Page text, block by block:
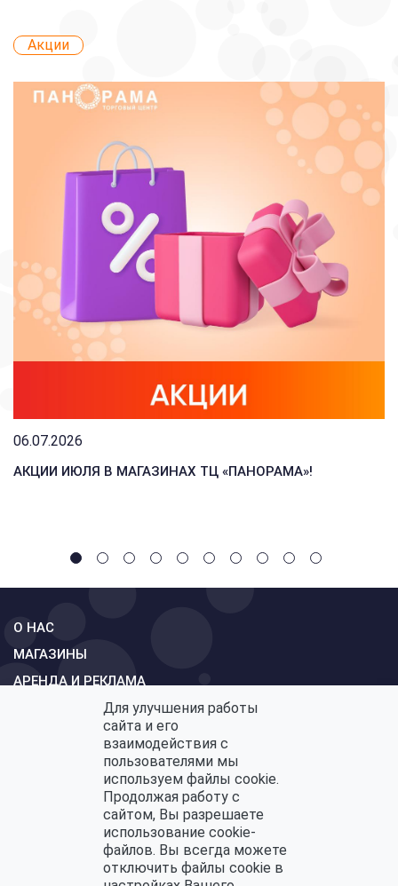
Акции
06.07.2026
АКЦИИ ИЮЛЯ В МАГАЗИНАХ ТЦ «ПАНОРАМА»!
О НАС
МАГАЗИНЫ
АРЕНДА И РЕКЛАМА
ОБРАТНАЯ СВЯЗЬ
Политика конфиденциальности
Политика по обработке персональных данных
Для улучшения работы
сайта и его
взаимодействия с
пользователями мы
используем файлы cookie.
Продолжая работу с
сайтом, Вы разрешаете
использование cookie-
файлов. Вы всегда можете
отключить файлы cookie в